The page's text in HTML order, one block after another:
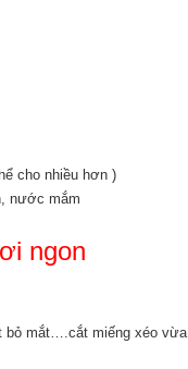
cho nhiều hơn )
nước mắm
ngon
bỏ mắt….cắt miếng xéo